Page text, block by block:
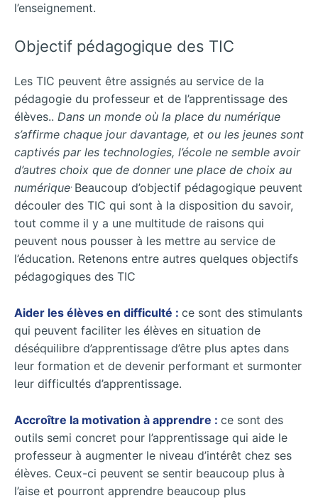
l’enseignement.
Objectif pédagogique des TIC
Les TIC peuvent être assignés au service de la
pédagogie du professeur et de l’apprentissage des
élèves.. Dans un monde où la place du numérique
s’affirme chaque jour davantage, et ou les jeunes sont
captivés par les technologies, l’école ne semble avoir
d’autres choix que de donner une place de choix au
numérique. Beaucoup d’objectif pédagogique peuvent
découler des TIC qui sont à la disposition du savoir,
tout comme il y a une multitude de raisons qui
peuvent nous pousser à les mettre au service de
l’éducation. Retenons entre autres quelques objectifs
pédagogiques des TIC
Aider les élèves en difficulté : ce sont des stimulants
qui peuvent faciliter les élèves en situation de
déséquilibre d’apprentissage d’être plus aptes dans
leur formation et de devenir performant et surmonter
leur difficultés d’apprentissage.
Accroître la motivation à apprendre : ce sont des
outils semi concret pour l’apprentissage qui aide le
professeur à augmenter le niveau d’intérêt chez ses
élèves. Ceux-ci peuvent se sentir beaucoup plus à
l’aise et pourront apprendre beaucoup plus